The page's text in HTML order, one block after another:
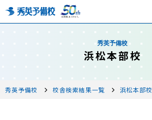
秀英予備校
浜松本部校
秀英予備校 校舎検索結果一覧 浜松本部校